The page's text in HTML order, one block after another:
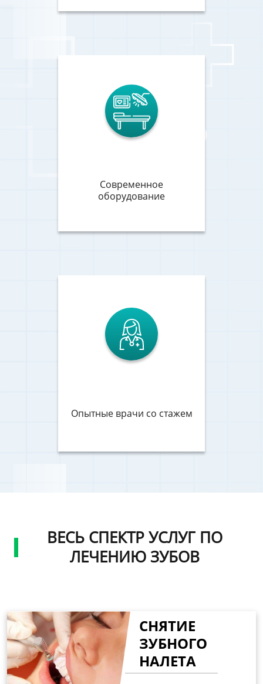
Современное
оборудование
Опытные врачи со стажем
ВЕСЬ СПЕКТР УСЛУГ ПО
ЛЕЧЕНИЮ ЗУБОВ
СНЯТИЕ
ЗУБНОГО
НАЛЕТА